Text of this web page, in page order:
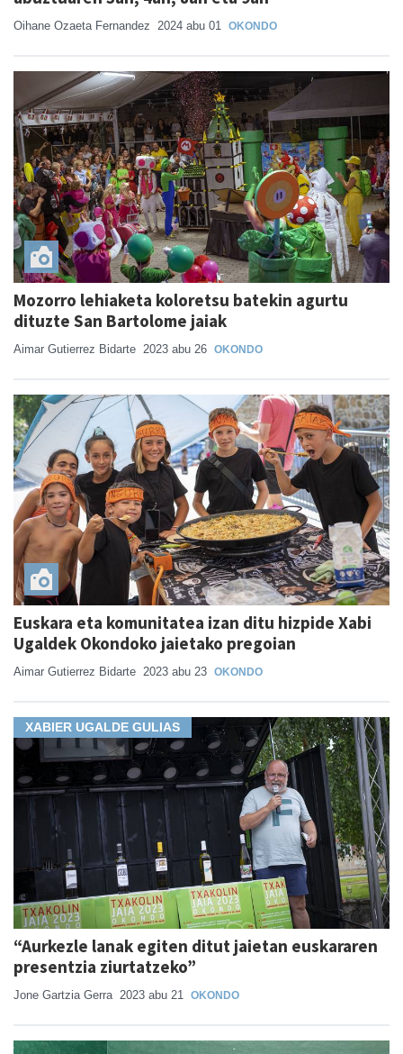
Oihane Ozaeta Fernandez 2024 abu 01 OKONDO
Mozorro lehiaketa koloretsu batekin agurtu
dituzte San Bartolome jaiak
Aimar Gutierrez Bidarte 2023 abu 26 OKONDO
Euskara eta komunitatea izan ditu hizpide Xabi
Ugaldek Okondoko jaietako pregoian
Aimar Gutierrez Bidarte 2023 abu 23 OKONDO
XABIER UGALDE GULIAS
“Aurkezle lanak egiten ditut jaietan euskararen
presentzia ziurtatzeko”
Jone Gartzia Gerra 2023 abu 21 OKONDO